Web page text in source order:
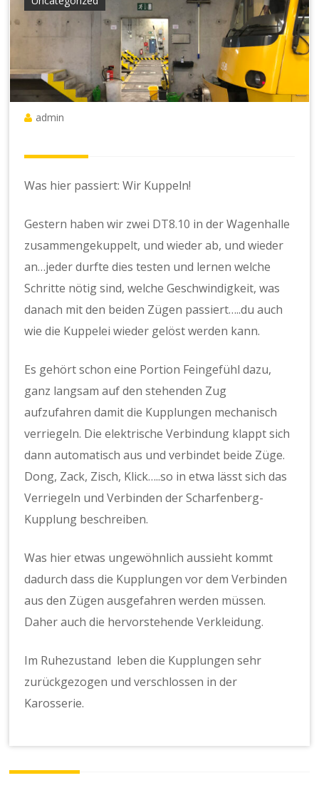
admin
Was hier passiert: Wir Kuppeln!
Gestern haben wir zwei DT8.10 in der Wagenhalle
zusammengekuppelt, und wieder ab, und wieder
an…jeder durfte dies testen und lernen welche
Schritte nötig sind, welche Geschwindigkeit, was
danach mit den beiden Zügen passiert…..du auch
wie die Kuppelei wieder gelöst werden kann.
Es gehört schon eine Portion Feingefühl dazu,
ganz langsam auf den stehenden Zug
aufzufahren damit die Kupplungen mechanisch
verriegeln. Die elektrische Verbindung klappt sich
dann automatisch aus und verbindet beide Züge.
Dong, Zack, Zisch, Klick…..so in etwa lässt sich das
Verriegeln und Verbinden der Scharfenberg-
Kupplung beschreiben.
Was hier etwas ungewöhnlich aussieht kommt
dadurch dass die Kupplungen vor dem Verbinden
aus den Zügen ausgefahren werden müssen.
Daher auch die hervorstehende Verkleidung.
Im Ruhezustand leben die Kupplungen sehr
zurückgezogen und verschlossen in der
Karosserie.